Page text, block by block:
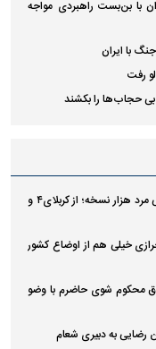
با بن‌بست راهبردی مواجه
با ایران
رفت
محسن رضایی کیست؟ | چند دهه جنجال‌آفرینی مرد هزار نسخه؛ از کربلای۴ و
خیلی هم از اوضاع کشور
محکوم شوی حاضرم با وضو
رضایی به دبیری شعام